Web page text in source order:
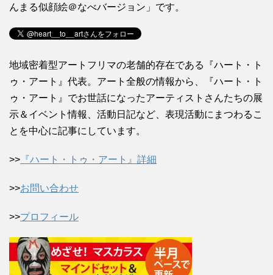
んまる似顔絵＠なべバージョン」です。
地域密着型アートフリマの老舗的存在である『ハート・ト
ゥ・アート』代表。アート全般の情報から、『ハート・ト
ゥ・アート』でお世話になったアーティストさんたちの展
示＆イベント情報、活動日記など、表現活動にまつわるこ
とを中心に記事にしています。
>> 『ハート・トゥ・アート』詳細
>>お問い合わせ
>>プロフィール